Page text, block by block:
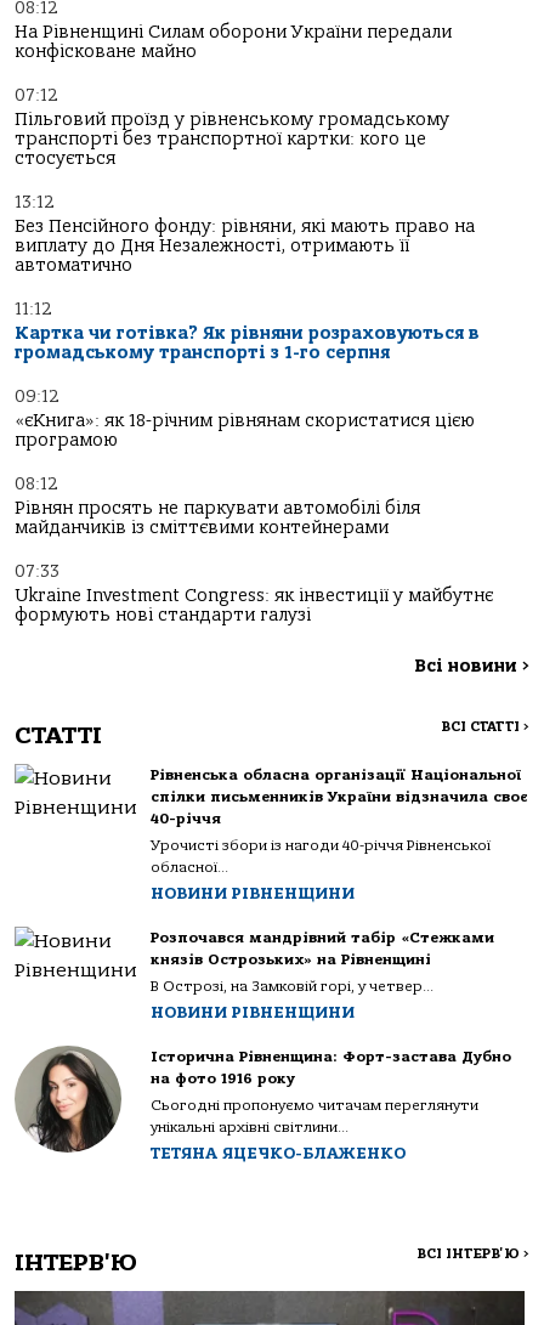
08:12
На Рівненщині Силам оборони України передали
конфісковане майно
07:12
Пільговий проїзд у рівненському громадському
транспорті без транспортної картки: кого це
стосується
13:12
Без Пенсійного фонду: рівняни, які мають право на
виплату до Дня Незалежності, отримають її
автоматично
11:12
Картка чи готівка? Як рівняни розраховуються в
громадському транспорті з 1-го серпня
09:12
«єКнига»: як 18-річним рівнянам скористатися цією
програмою
08:12
Рівнян просять не паркувати автомобілі біля
майданчиків із сміттєвими контейнерами
07:33
Ukraine Investment Congress: як інвестиції у майбутнє
формують нові стандарти галузі
Всі новини >
СТАТТІ ВСІ СТАТТІ >
Рівненська обласна організації Національної
спілки письменників України відзначила своє
40-річчя
Урочисті збори із нагоди 40-річчя Рівненської
обласної...
НОВИНИ РІВНЕНЩИНИ
Розпочався мандрівний табір «Стежками
князів Острозьких» на Рівненщині
В Острозі, на Замковій горі, у четвер...
НОВИНИ РІВНЕНЩИНИ
Історична Рівненщина: Форт-застава Дубно
на фото 1916 року
Сьогодні пропонуємо читачам переглянути
унікальні архівні світлини...
ТЕТЯНА ЯЦЕЧКО-БЛАЖЕНКО
ІНТЕРВ'Ю ВСІ ІНТЕРВ'Ю >